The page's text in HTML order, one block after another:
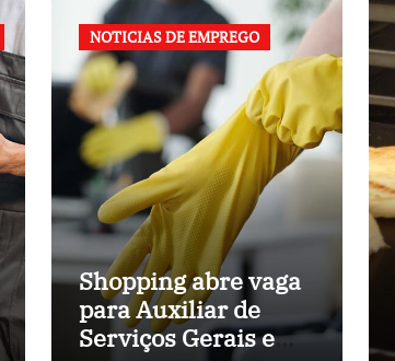
NOTICIAS DE EMPREGO
Shopping abre vaga
para Auxiliar de
Serviços Gerais em